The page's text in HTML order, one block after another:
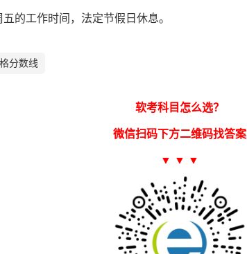
的工作时间，法定节假日休息。
分数线
软考科目怎么选？
微信扫码下方二维码找答案
▼ ▼ ▼